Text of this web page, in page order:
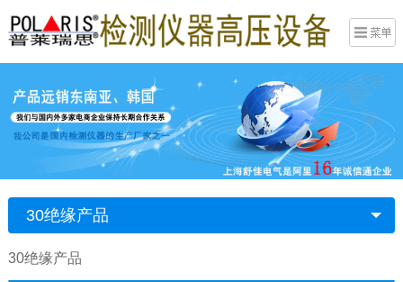
30绝缘产品
30绝缘产品